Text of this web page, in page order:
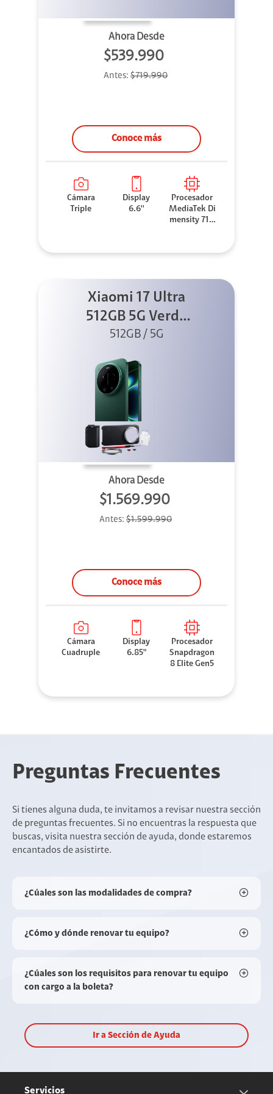
Ahora Desde
$539.990
Antes: $719.990
Conoce más
Cámara
Triple
Display
6.6''
Procesador
MediaTek Di
mensity 710
Xiaomi 17 Ultra
512GB 5G Verde
+ Kit Foto +
Cargador
512GB / 5G
Ahora Desde
$1.569.990
Antes: $1.599.990
Conoce más
Cámara
Cuadruple
Display
6.85"
Procesador
Snapdragon
8 Elite Gen5
Preguntas Frecuentes
Si tienes alguna duda, te invitamos a revisar nuestra sección
de preguntas frecuentes. Si no encuentras la respuesta que
buscas, visita nuestra sección de ayuda, donde estaremos
encantados de asistirte.
¿Cúales son las modalidades de compra?
¿Cómo y dónde renovar tu equipo?
¿Cúales son los requisitos para renovar tu equipo
con cargo a la boleta?
Ir a Sección de Ayuda
Servicios